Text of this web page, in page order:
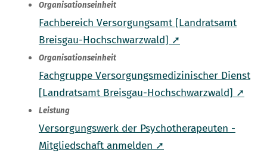
Organisationseinheit
Fachbereich Versorgungsamt [Landratsamt
Breisgau-Hochschwarzwald] ➚
Organisationseinheit
Fachgruppe Versorgungsmedizinischer Dienst
[Landratsamt Breisgau-Hochschwarzwald] ➚
Leistung
Versorgungswerk der Psychotherapeuten -
Mitgliedschaft anmelden ➚